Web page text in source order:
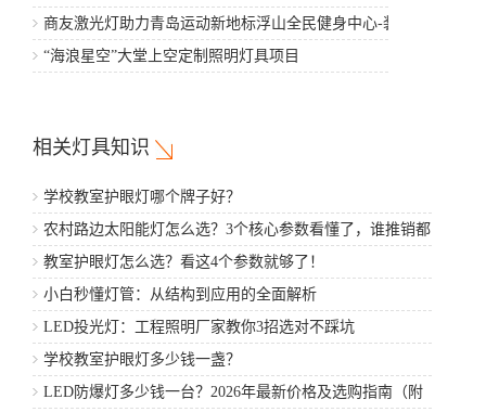
项目
商友激光灯助力青岛运动新地标浮山全民健身中心-装修工
程
“海浪星空”大堂上空定制照明灯具项目
相关灯具知识
学校教室护眼灯哪个牌子好？
农村路边太阳能灯怎么选？3个核心参数看懂了，谁推销都
不怕
教室护眼灯怎么选？看这4个参数就够了！
小白秒懂灯管：从结构到应用的全面解析
LED投光灯：工程照明厂家教你3招选对不踩坑
学校教室护眼灯多少钱一盏？
LED防爆灯多少钱一台？2026年最新价格及选购指南（附